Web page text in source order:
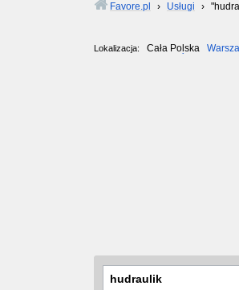
Favore.pl › Usługi ›
Lokalizacja: Cała Polska